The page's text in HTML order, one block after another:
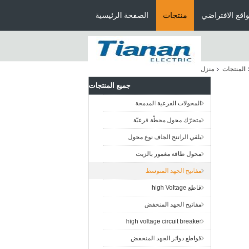
الصفحة الرئيسية منتجات الافتراضي
منزل
المنتجات
جميع المنتجات
المحولات الفرعية المدمجة
متحرّك محول محطّة فرعيّة
يلقي الراتنج الجاف نوع محول
محول طاقة مغمور بالزيت
مفاتيح الجهد المتوسط
قاطع high Voltage
مفاتيح الجهد المنخفض
high voltage circuit breaker
قواطع دوائر الجهد المنخفض